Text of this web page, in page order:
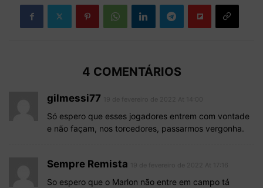
4 COMENTÁRIOS
gilmessi77
Só espero que esses jogadores entrem com vontade
e não façam, nos torcedores, passarmos vergonha.
Sempre Remista
So espero que o Marlon não entre em campo tá